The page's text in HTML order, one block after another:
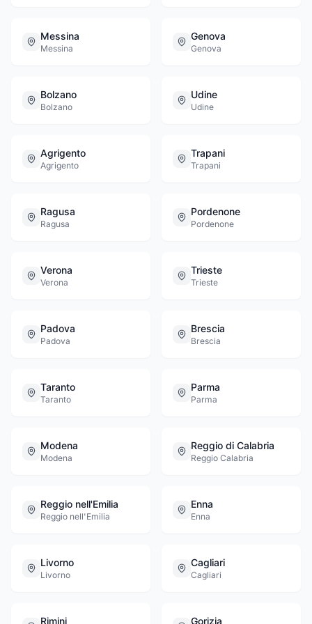
Messina
Messina
Genova
Genova
Bolzano
Bolzano
Udine
Udine
Agrigento
Agrigento
Trapani
Trapani
Ragusa
Ragusa
Pordenone
Pordenone
Verona
Verona
Trieste
Trieste
Padova
Padova
Brescia
Brescia
Taranto
Taranto
Parma
Parma
Modena
Modena
Reggio di Calabria
Reggio Calabria
Reggio nell'Emilia
Reggio nell'Emilia
Enna
Enna
Livorno
Livorno
Cagliari
Cagliari
Rimini Gorizia